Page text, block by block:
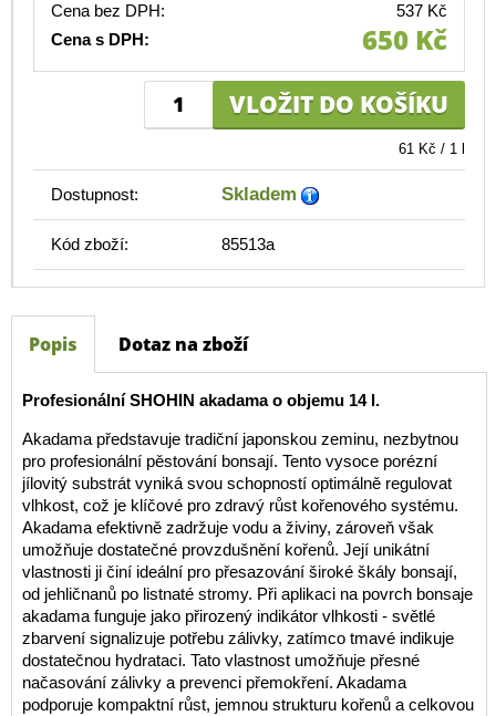
Cena bez DPH:
537 Kč
Cena s DPH:
650 Kč
61 Kč / 1 l
Dostupnost: Skladem
Kód zboží: 85513a
Popis Dotaz na zboží
Profesionální SHOHIN akadama o objemu 14 l.
Akadama představuje tradiční japonskou zeminu, nezbytnou
pro profesionální pěstování bonsají. Tento vysoce porézní
jílovitý substrát vyniká svou schopností optimálně regulovat
vlhkost, což je klíčové pro zdravý růst kořenového systému.
Akadama efektivně zadržuje vodu a živiny, zároveň však
umožňuje dostatečné provzdušnění kořenů. Její unikátní
vlastnosti ji činí ideální pro přesazování široké škály bonsají,
od jehličnanů po listnaté stromy. Při aplikaci na povrch bonsaje
akadama funguje jako přirozený indikátor vlhkosti - světlé
zbarvení signalizuje potřebu zálivky, zatímco tmavé indikuje
dostatečnou hydrataci. Tato vlastnost umožňuje přesné
načasování zálivky a prevenci přemokření. Akadama
podporuje kompaktní růst, jemnou strukturu kořenů a celkovou